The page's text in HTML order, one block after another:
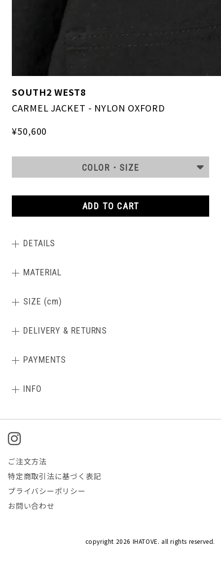
SOUTH2 WEST8
CARMEL JACKET - NYLON OXFORD
¥50,600
COLOR・SIZE
ADD TO CART
DETAILS
MATERIAL
SIZE (cm)
DELIVERY & RETURNS
PAYMENTS
INFO
ご注文方法
特定商取引法に基づく表記
プライバシーポリシー
お問い合わせ
copyright 2026 IHATOVE. all rights reserved.